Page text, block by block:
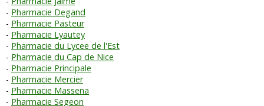
Pharmacie Degand
Pharmacie Pasteur
Pharmacie Lyautey
Pharmacie du Lycee de l'Est
Pharmacie du Cap de Nice
Pharmacie Principale
Pharmacie Mercier
Pharmacie Massena
Pharmacie Segeon